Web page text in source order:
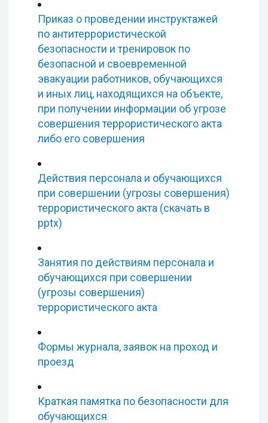
Приказ о проведении инструктажей
по антитеррористической
безопасности и тренировок по
безопасной и своевременной
эвакуации работников, обучающихся
и иных лиц, находящихся на объекте,
при получении информации об угрозе
совершения террористического акта
либо его совершения
Действия персонала и обучающихся
при совершении (угрозы совершения)
террористического акта (скачать в
pptx)
Занятия по действиям персонала и
обучающихся при совершении
(угрозы совершения)
террористического акта
Формы журнала, заявок на проход и
проезд
Краткая памятка по безопасности для
обучающихся